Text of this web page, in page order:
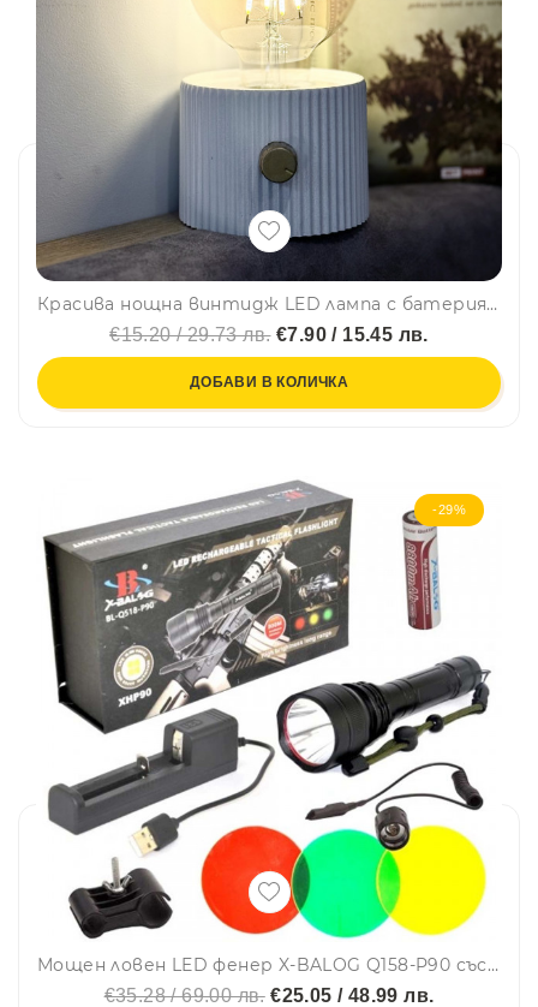
Красива нощна винтидж LED лампа с батерия и регулиране на светлината. Type C зареждане, къмпинг лампа
€15.20 / 29.73 лв.€7.90 / 15.45 лв.
ДОБАВИ В КОЛИЧКА
-29%
Мощен ловен LED фенер X-BALOG Q158-P90 със стойка за монтаж на оръжие и 3бр. филтри за светлина
€35.28 / 69.00 лв.€25.05 / 48.99 лв.